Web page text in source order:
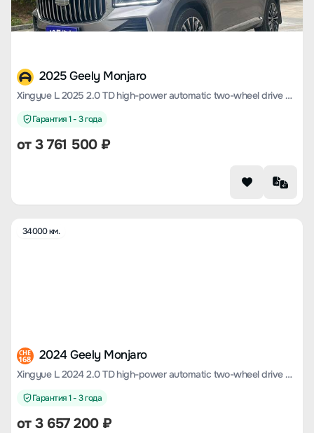
2025 Geely Monjaro
Xingyue L 2025 2.0 TD high-power automatic two-wheel drive Dongfang Yao Today's version
Гарантия 1 - 3 года
от3 761 500₽
34000 км.
CHE
168 2024 Geely Monjaro
Xingyue L 2024 2.0 TD high-power automatic two-wheel drive cloud version
Гарантия 1 - 3 года
от3 657 200₽